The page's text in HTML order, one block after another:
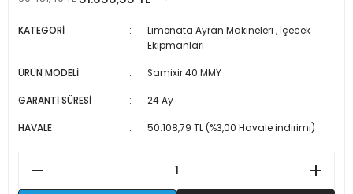
Malzemeleri
Parça
KATEGORİ Limonata Ayran Makineleri , İçecek
Ekipmanları
ÜRÜN MODELİ Samixir 40.MMY
GARANTİ SÜRESİ 24 Ay
HAVALE 50.108,79 TL (%3,00 Havale indirimi)